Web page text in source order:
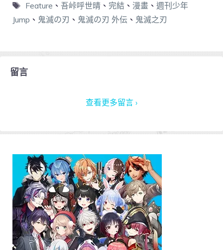
Feature 、 吾峠呼世晴、 完結、 漫畫、 週刊少年
Jump 、 鬼滅の刃 、 鬼滅の刃 外伝 、 鬼滅之刃
留言
查看更多留言 ›